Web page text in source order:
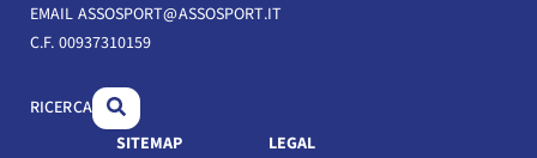
EMAIL ASSOSPORT@ASSOSPORT.IT
C.F. 00937310159
RICERCA
SITEMAP
LEGAL